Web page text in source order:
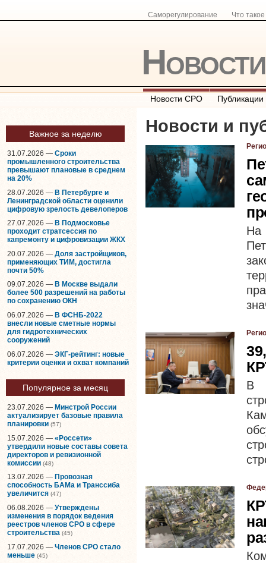
Саморегулирование Что
Новости СРО Публикации
Важное за неделю
31.07.2026 — Сроки
промышленного строительства
превышают плановые в среднем
на 20%
28.07.2026 — В Петербурге и
Ленинградской области оценили
цифровую зрелость девелоперов
27.07.2026 — В Подмосковье
проходит стратсессия по
капремонту и цифровизации ЖКХ
20.07.2026 — Доля застройщиков,
применяющих ТИМ, достигла
почти 50%
09.07.2026 — В Москве выдали
более 500 разрешений на работы
по сохранению ОКН
06.07.2026 — В ФСНБ-2022
внесли новые сметные нормы
для гидротехнических
сооружений
06.07.2026 — ЭКГ-рейтинг: новые
критерии оценки и охват компаний
Популярное за месяц
23.07.2026 — Минстрой России
актуализирует базовые правила
планировки (57)
15.07.2026 — «Россети»
утвердили новые составы совета
директоров и ревизионной
комиссии (48)
13.07.2026 — Провозная
способность БАМа и Транссиба
увеличится (47)
06.08.2026 — Утверждены
изменения в порядок ведения
реестров членов СРО в сфере
строительства (45)
17.07.2026 — Членов СРО стало
меньше (45)
Новости и
На
В